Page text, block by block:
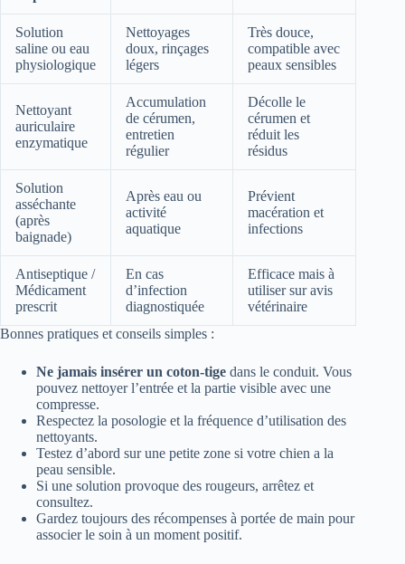
Solution
saline ou eau
physiologique
Nettoyages
doux, rinçages
légers
Très douce,
compatible avec
peaux sensibles
Nettoyant
auriculaire
enzymatique
Accumulation
de cérumen,
entretien
régulier
Décolle le
cérumen et
réduit les
résidus
Solution
asséchante
(après
baignade)
Après eau ou
activité
aquatique
Prévient
macération et
infections
Antiseptique /
Médicament
prescrit
En cas
d’infection
diagnostiquée
Efficace mais à
utiliser sur avis
vétérinaire
Bonnes pratiques et conseils simples :
Ne jamais insérer un coton-tige dans le conduit. Vous
pouvez nettoyer l’entrée et la partie visible avec une
compresse.
Respectez la posologie et la fréquence d’utilisation des
nettoyants.
Testez d’abord sur une petite zone si votre chien a la
peau sensible.
Si une solution provoque des rougeurs, arrêtez et
consultez.
Gardez toujours des récompenses à portée de main pour
associer le soin à un moment positif.